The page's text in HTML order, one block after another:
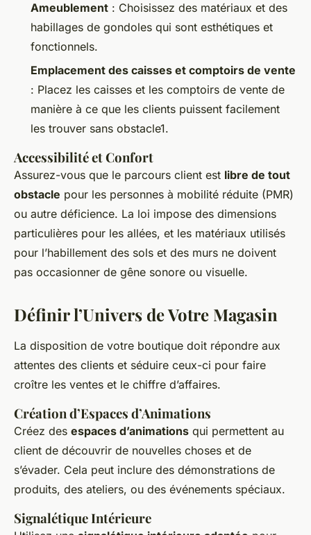
Ameublement : Choisissez des matériaux et des
habillages de gondoles qui sont esthétiques et
fonctionnels.
Emplacement des caisses et comptoirs de vente
: Placez les caisses et les comptoirs de vente de
manière à ce que les clients puissent facilement
les trouver sans obstacle1.
Accessibilité et Confort
Assurez-vous que le parcours client est libre de tout
obstacle pour les personnes à mobilité réduite (PMR)
ou autre déficience. La loi impose des dimensions
particulières pour les allées, et les matériaux utilisés
pour l’habillement des sols et des murs ne doivent
pas occasionner de gêne sonore ou visuelle.
Définir l’Univers de Votre Magasin
La disposition de votre boutique doit répondre aux
attentes des clients et séduire ceux-ci pour faire
croître les ventes et le chiffre d’affaires.
Création d’Espaces d’Animations
Créez des espaces d’animations qui permettent au
client de découvrir de nouvelles choses et de
s’évader. Cela peut inclure des démonstrations de
produits, des ateliers, ou des événements spéciaux.
Signalétique Intérieure